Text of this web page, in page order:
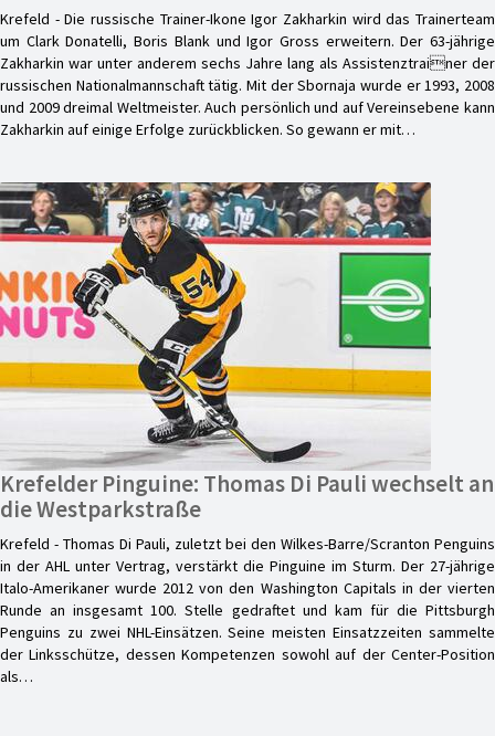
Krefeld - Die russische Trainer-Ikone Igor Zakharkin wird das Trainerteam
um Clark Donatelli, Boris Blank und Igor Gross erweitern. Der 63-jährige
Zakharkin war unter anderem sechs Jahre lang als Assistenztrainer der
russischen Nationalmannschaft tätig. Mit der Sbornaja wurde er 1993, 2008
und 2009 dreimal Weltmeister. Auch persönlich und auf Vereinsebene kann
Zakharkin auf einige Erfolge zurückblicken. So gewann er mit…
Krefelder Pinguine: Thomas Di Pauli wechselt an
die Westparkstraße
Krefeld - Thomas Di Pauli, zuletzt bei den Wilkes-Barre/Scranton Penguins
in der AHL unter Vertrag, verstärkt die Pinguine im Sturm. Der 27-jährige
Italo-Amerikaner wurde 2012 von den Washington Capitals in der vierten
Runde an insgesamt 100. Stelle gedraftet und kam für die Pittsburgh
Penguins zu zwei NHL-Einsätzen. Seine meisten Einsatzzeiten sammelte
der Linksschütze, dessen Kompetenzen sowohl auf der Center-Position
als…